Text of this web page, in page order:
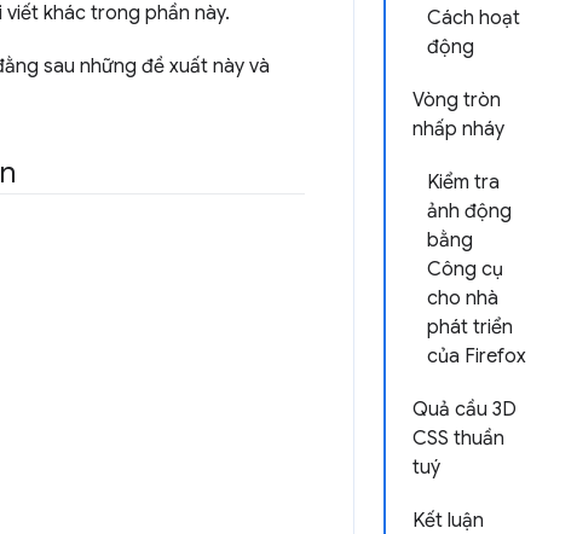
Cách hoạt
động
Vòng tròn
nhấp nháy
Kiểm tra
ảnh động
bằng
Công cụ
cho nhà
phát triển
của Firefox
Quả cầu 3D
CSS thuần
tuý
Kết luận
khác trong phần này.
sau những đề xuất này và